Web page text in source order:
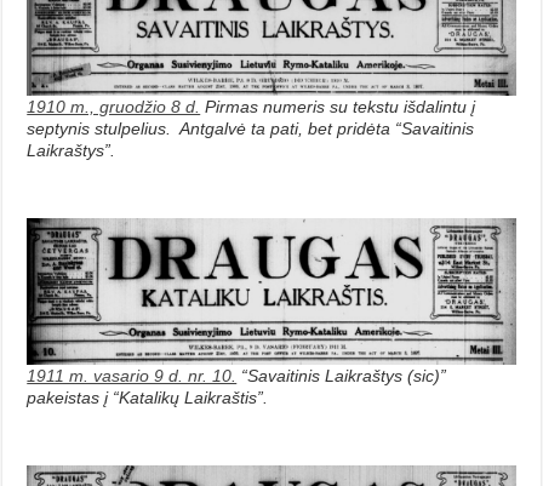
1910 m., gruodžio 8 d. Pirmas numeris su tekstu išdalintu į
septynis stulpelius. Antgalvė ta pati, bet pridėta “Savaitinis
Laikraštys”.
1911 m. vasario 9 d. nr. 10. “Savaitinis Laikraštys (sic)”
pakeistas į “Katalikų Laikraštis”.